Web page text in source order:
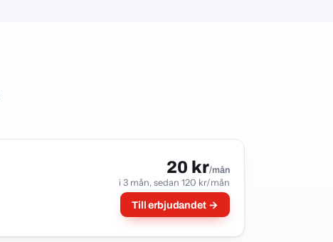
20 kr/mån
i 3 mån, sedan 120 kr/mån
Till erbjudandet →